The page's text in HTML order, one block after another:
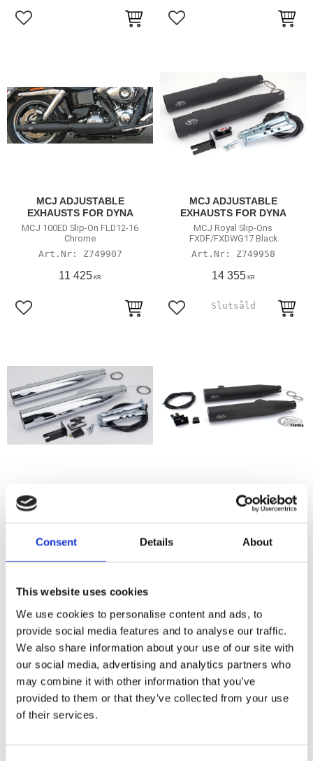
Consent Details About
This website uses cookies
We use cookies to personalise content and ads, to
provide social media features and to analyse our traffic.
We also share information about your use of our site with
our social media, advertising and analytics partners who
may combine it with other information that you’ve
provided to them or that they’ve collected from your use
of their services.
Lägg till i favoriter Lägg till i favoriter
MCJ ADJUSTABLE
EXHAUSTS FOR DYNA
MCJ 100ED Slip-On FLD12-16
Chrome
Z749907
11 425 KR
Lägg till i favoriter
MCJ ADJUSTABLE
EXHAUSTS FOR DYNA
MCJ Royal Slip-Ons
FXDF/FXDWG17 Black
Z749958
14 355KR
Lägg till i favoriter
EXHAUSTS FOR DYNA
14 355
EXHAUSTS FOR DYNA
Z749906